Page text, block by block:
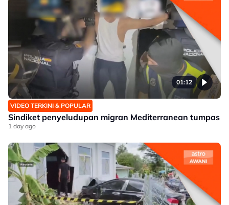
01:12
VIDEO TERKINI & POPULAR
Sindiket penyeludupan migran Mediterranean tumpas
1 day ago